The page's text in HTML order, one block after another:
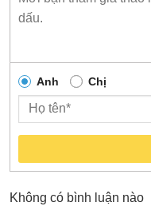
Anh Chị
Không có bình luận nào